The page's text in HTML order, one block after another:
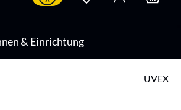
& Einrichtung
UVEX